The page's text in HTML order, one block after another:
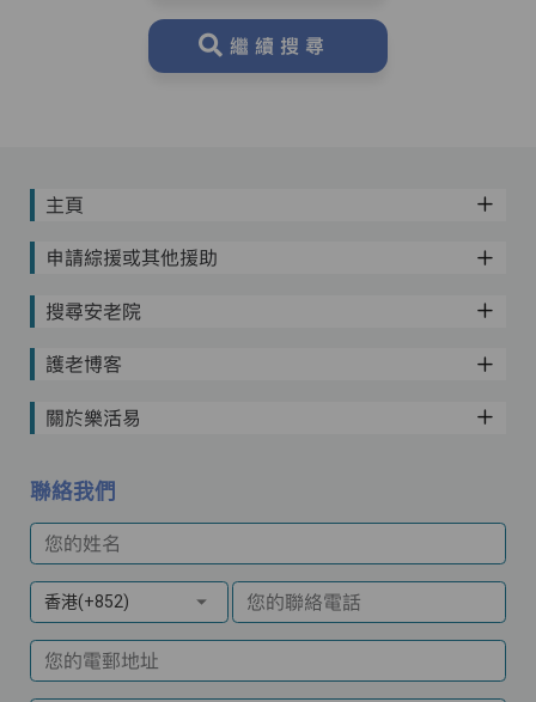
繼續搜尋
主頁
申請綜援或其他援助
搜尋安老院
護老博客
關於樂活易
聯絡我們
您的姓名
香港(+852) 您的聯絡電話
您的電郵地址